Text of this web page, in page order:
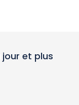
et plus